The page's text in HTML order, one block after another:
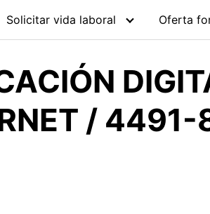
Solicitar vida laboral Oferta
/ 4491-